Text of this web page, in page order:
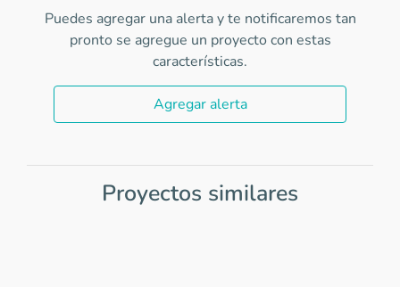
Puedes agregar una alerta y te notificaremos tan
pronto se agregue un proyecto con estas
características.
Agregar alerta
Proyectos similares